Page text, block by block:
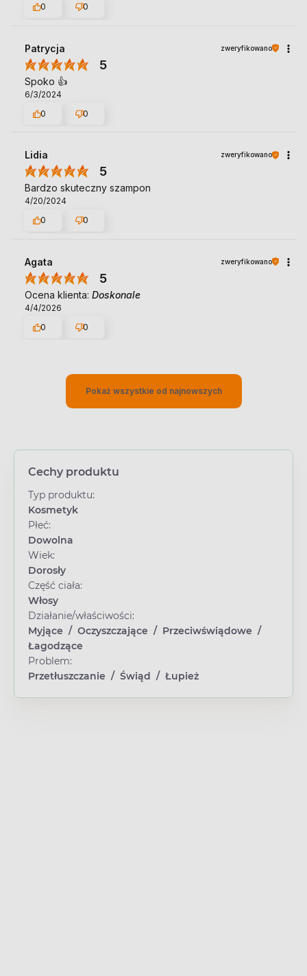
0
0
Patrycja zweryfikowano
5
Spoko 👍️
6/3/2024
0
0
Lidia zweryfikowano
5
Bardzo skuteczny szampon
4/20/2024
0
0
Agata zweryfikowano
5
Ocena klienta: Doskonale
4/4/2026
0
0
Pokaż wszystkie od najnowszych
Cechy produktu
Typ produktu:
Kosmetyk
Płeć:
Dowolna
Wiek:
Dorosły
Część ciała:
Włosy
Działanie/właściwości:
Myjące / Oczyszczające / Przeciwświądowe /
Łagodzące
Problem:
Przetłuszczanie / Świąd / Łupież